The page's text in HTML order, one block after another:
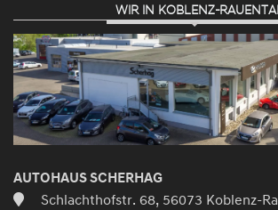
Zustimmen
und
aktivieren
WIR IN KOBLENZ-
AUTOHAUS SCHERHAG
Schlachthofstr. 68, 56073 Koblenz-